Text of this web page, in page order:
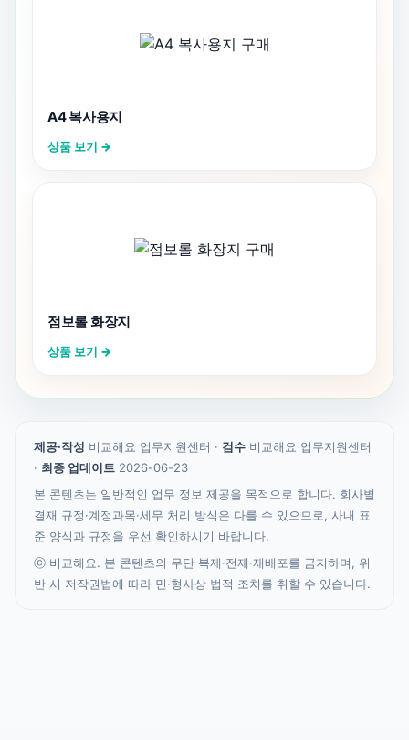
A4 복사용지
상품 보기 →
점보롤 화장지
상품 보기 →
제공·작성 비교해요 업무지원센터 · 검수 비교해요 업무지원센터
· 최종 업데이트 2026-06-23
본 콘텐츠는 일반적인 업무 정보 제공을 목적으로 합니다. 회사별
결재 규정·계정과목·세무 처리 방식은 다를 수 있으므로, 사내 표
준 양식과 규정을 우선 확인하시기 바랍니다.
ⓒ 비교해요. 본 콘텐츠의 무단 복제·전재·재배포를 금지하며, 위
반 시 저작권법에 따라 민·형사상 법적 조치를 취할 수 있습니다.